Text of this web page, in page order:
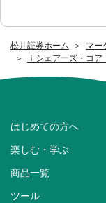
松井証券ホーム
マー
ｉシェアーズ・コ
はじめての方へ
楽しむ・学ぶ
商品一覧
ツール